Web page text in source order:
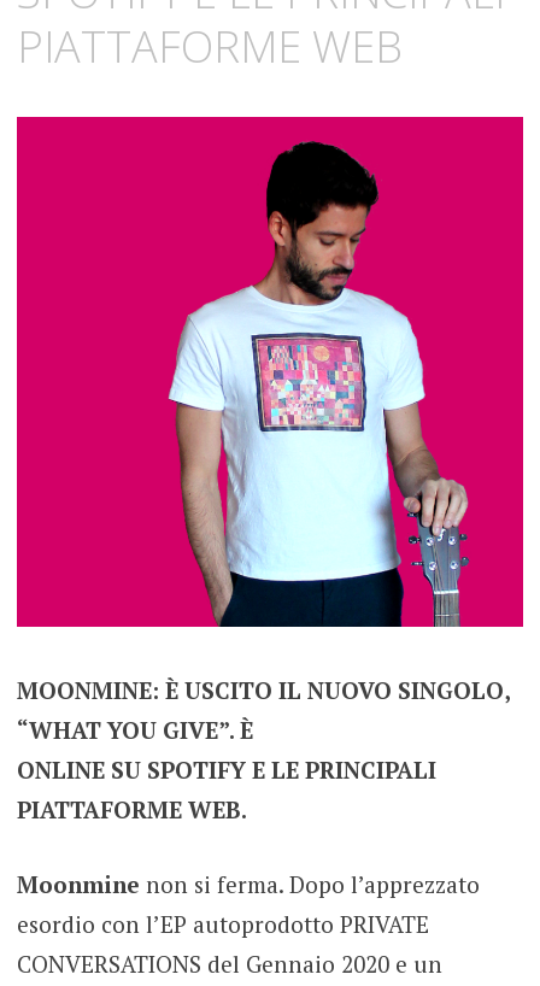
PIATTAFORME WEB
MOONMINE: È USCITO IL NUOVO SINGOLO,
“WHAT YOU GIVE”. È
ONLINE SU SPOTIFY E LE PRINCIPALI
PIATTAFORME WEB.
Moonmine non si ferma. Dopo l’apprezzato
esordio con l’EP autoprodotto PRIVATE
CONVERSATIONS del Gennaio 2020 e un